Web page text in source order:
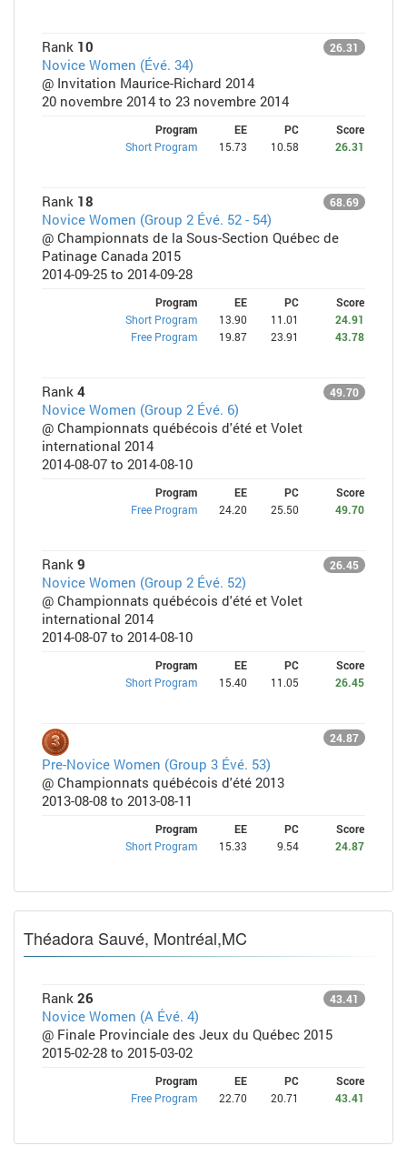
Rank 10 26.31
Novice Women (Évé. 34)
@ Invitation Maurice-Richard 2014
20 novembre 2014 to 23 novembre 2014
Program EE PC
Score
Short Program
15.73 10.58 26.31
Rank 18 68.69
Novice Women (Group 2 Évé. 52 - 54)
@ Championnats de la Sous-Section Québec de
Patinage Canada 2015
2014-09-25 to 2014-09-28
Program EE PC
Score
Short Program
13.90 11.01
24.91
Free Program
19.87 23.91 43.78
Rank 4 49.70
Novice Women (Group 2 Évé. 6)
@ Championnats québécois d'été et Volet
international 2014
2014-08-07 to 2014-08-10
Program EE PC
Score
Free Program
24.20 25.50 49.70
Rank 9 26.45
Novice Women (Group 2 Évé. 52)
@ Championnats québécois d'été et Volet
international 2014
2014-08-07 to 2014-08-10
Program EE PC
Score
Short Program
15.40 11.05 26.45
24.87
Pre-Novice Women (Group 3 Évé. 53)
@ Championnats québécois d'été 2013
2013-08-08 to 2013-08-11
Program EE PC
Score
Short Program
15.33 9.54 24.87
Théadora Sauvé, Montréal,MC
Rank 26 43.41
Novice Women (A Évé. 4)
@ Finale Provinciale des Jeux du Québec 2015
2015-02-28 to 2015-03-02
Program EE PC
Score
Free Program
22.70 20.71 43.41